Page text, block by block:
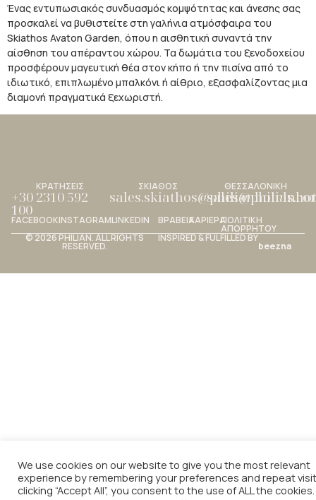
Ένας εντυπωσιακός συνδυασμός κομψότητας και άνεσης σας
προσκαλεί να βυθιστείτε στη γαλήνια ατμόσφαιρα του
Skiathos Avaton Garden, όπου η αισθητική συναντά την
αίσθηση του απέραντου χώρου. Τα δωμάτια του ξενοδοχείου
προσφέρουν μαγευτική θέα στον κήπο ή την πισίνα από το
ιδιωτικό, επιπλωμένο μπαλκόνι ή αίθριο, εξασφαλίζοντας μια
διαμονή πραγματικά ξεχωριστή.
ΣΚΙΑΘΟΣ
ΚΡΑΤΗΣΕΙΣ
+30 2310 592
100
ΘΕΣΣΑΛΟΝΙΚΗ
FACEBOOKINSTAGRAMLINKEDIN ΒΡΑΒΕΙΑΚΑΡΙΕΡΑΠΟΛΙΤΙΚΗ
ΑΠΟΡΡΗΤΟΥ
© 2026 PHILIAN. ALL RIGHTS
RESERVED.
INSPIRED & FULFILLED BY
beezna
We use cookies on our website to give you the most relevant
experience by remembering your preferences and repeat
clicking “Accept All”, you consent to the use of ALL the cookies.